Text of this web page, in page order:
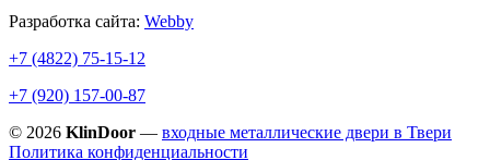
Разработка сайта: Webby
+7 (4822) 75-15-12
+7 (920) 157-00-87
© 2026 KlinDoor — входные металлические двери в Твери
Политика конфиденциальности